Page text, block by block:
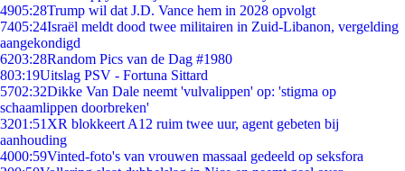
4905:28Trump wil dat J.D. Vance hem in 2028 opvolgt
7405:24Israël meldt dood twee militairen in Zuid-Libanon, vergelding
aangekondigd
6203:28Random Pics van de Dag #1980
803:19Uitslag PSV - Fortuna Sittard
5702:32Dikke Van Dale neemt 'vulvalippen' op: 'stigma op
schaamlippen doorbreken'
3201:51 XR blokkeert A12 ruim twee uur, agent gebeten bij
aanhouding
4000:59Vinted-foto's van vrouwen massaal gedeeld op seksfora